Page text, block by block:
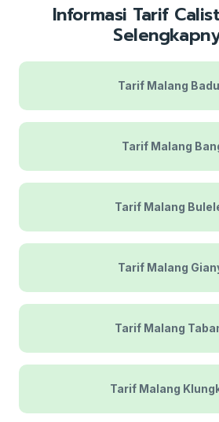
Informasi Tarif
Tarif Malang
Tarif Malang
Tarif Malang
Tarif Malang
Tarif Malang
Tarif Malang